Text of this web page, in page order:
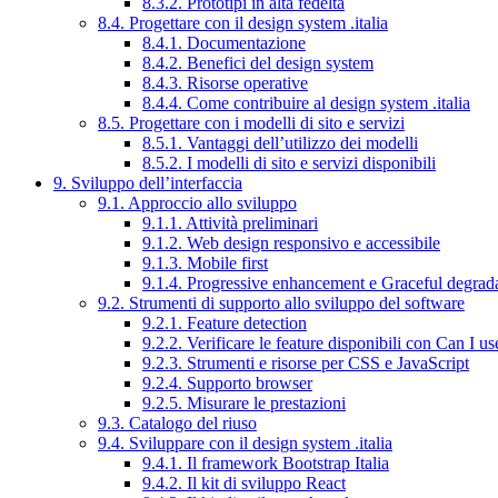
8.4. Progettare con il design system .italia
8.4.1. Documentazione
8.4.2. Benefici del design system
8.4.3. Risorse operative
8.4.4. Come contribuire al design system .italia
8.5. Progettare con i modelli di sito e servizi
8.5.1. Vantaggi dell’utilizzo dei modelli
8.5.2. I modelli di sito e servizi disponibili
9. Sviluppo dell’interfaccia
9.1. Approccio allo sviluppo
9.1.1. Attività preliminari
9.1.2. Web design responsivo e accessibile
9.1.3. Mobile first
9.1.4. Progressive enhancement e Graceful
9.2. Strumenti di supporto allo sviluppo del software
9.2.1. Feature detection
9.2.2. Verificare le feature disponibili con Can I
9.2.3. Strumenti e risorse per CSS e JavaScript
9.2.4. Supporto browser
9.2.5. Misurare le prestazioni
9.3. Catalogo del riuso
9.4. Sviluppare con il design system .italia
9.4.1. Il framework Bootstrap Italia
9.4.2. Il kit di sviluppo React